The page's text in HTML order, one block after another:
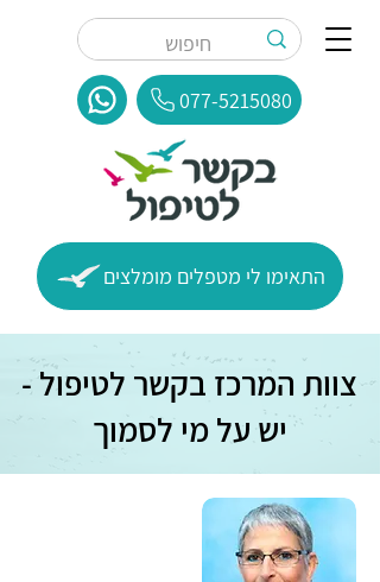
077-5215080
התאימו לי מטפלים מומלצים
צוות המרכז בקשר לטיפול -
יש על מי לסמוך